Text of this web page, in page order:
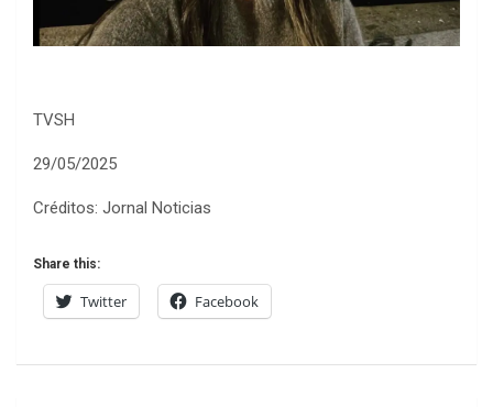
TVSH
29/05/2025
Créditos: Jornal Noticias
Share this:
Twitter Facebook